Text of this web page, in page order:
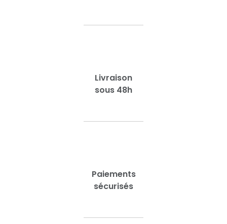
Livraison
sous 48h
Paiements
sécurisés